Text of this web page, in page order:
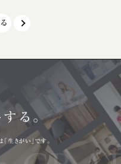
する。
生きがい」です。